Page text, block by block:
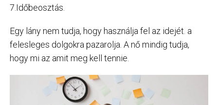
7.Időbeosztás.
Egy lány nem tudja, hogy használja fel az idejét. a
felesleges dolgokra pazarolja. A nő mindig tudja,
hogy mi az amit meg kell tennie.